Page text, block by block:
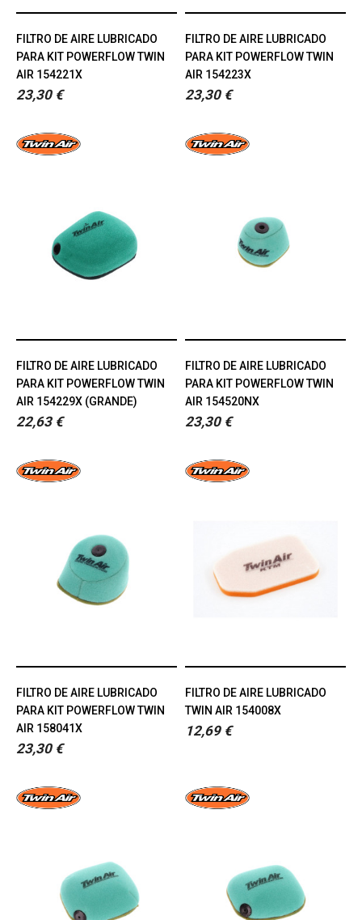
FILTRO DE AIRE LUBRICADO
PARA KIT POWERFLOW TWIN
AIR 154221X
23,30 €
FILTRO DE AIRE LUBRICADO
PARA KIT POWERFLOW TWIN
AIR 154223X
23,30 €
FILTRO DE AIRE LUBRICADO
PARA KIT POWERFLOW TWIN
AIR 154229X (GRANDE)
22,63 €
FILTRO DE AIRE LUBRICADO
PARA KIT POWERFLOW TWIN
AIR 154520NX
23,30 €
FILTRO DE AIRE LUBRICADO
PARA KIT POWERFLOW TWIN
AIR 158041X
23,30 €
FILTRO DE AIRE LUBRICADO
TWIN AIR 154008X
12,69 €